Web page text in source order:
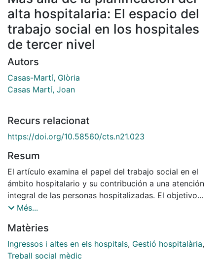
alta hospitalaria: El espacio del
trabajo social en los hospitales
de tercer nivel
Autors
Casas-Martí, Glòria
Casas Martí, Joan
Recurs relacionat
https://doi.org/10.58560/cts.n21.023
Resum
El artículo examina el papel del trabajo social en el
ámbito hospitalario y su contribución a una atención
integral de las personas hospitalizadas. El objetivo
principal de la investigación es comprender la posición
hospitalarias en relación con la evolución del concepto
de salud y el desarrollo del trabajo social sanitario
como disciplina académica. Se ha utilizado una
Més...
Matèries
Ingressos i altes en els hospitals, Gestió hospitalària,
Treball social mèdic